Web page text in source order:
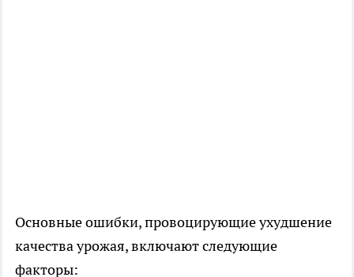
Основные ошибки, провоцирующие ухудшение
качества урожая, включают следующие
факторы: